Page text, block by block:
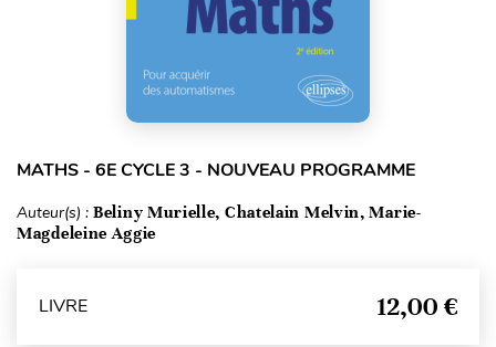
MATHS - 6E CYCLE 3 - NOUVEAU PROGRAMME
Auteur(s) : Beliny Murielle, Chatelain Melvin, Marie-
Magdeleine Aggie
LIVRE 12,00 €